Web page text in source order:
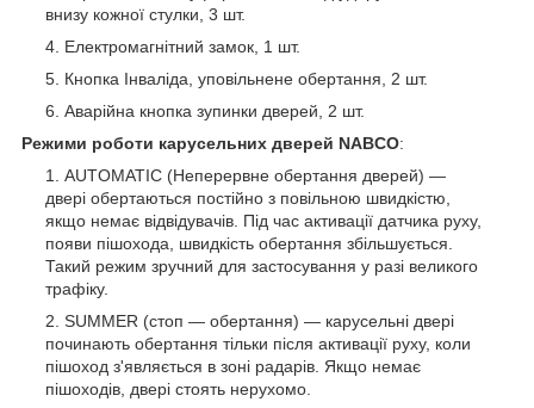
внизу кожної стулки, 3 шт.
Електромагнітний замок, 1 шт.
Кнопка Інваліда, уповільнене обертання, 2 шт.
Аварійна кнопка зупинки дверей, 2 шт.
Режими роботи карусельних дверей NABCO:
AUTOMATIC (Неперервне обертання дверей) —
двері обертаються постійно з повільною швидкістю,
якщо немає відвідувачів. Під час активації датчика руху,
появи пішохода, швидкість обертання збільшується.
Такий режим зручний для застосування у разі великого
трафіку.
SUMMER (стоп — обертання) — карусельні двері
починають обертання тільки після активації руху, коли
пішоход з'являється в зоні радарів. Якщо немає
пішоходів, двері стоять нерухомо.